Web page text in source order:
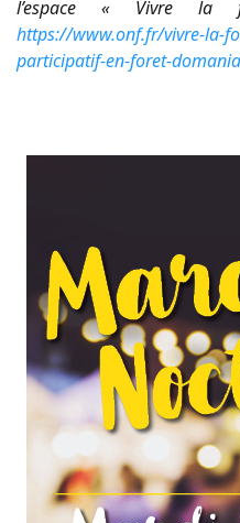
l’espace « Vivre
https://www.onf.fr/vivre-la-
participatif-en-foret-